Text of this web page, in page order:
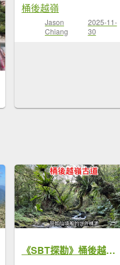
桶後越嶺
Jason
Chiang
2025-11-
30
《SBT探勘》桶後越嶺古道 宛如仙境般的世外桃源 植物生態豐富 礁溪端來回